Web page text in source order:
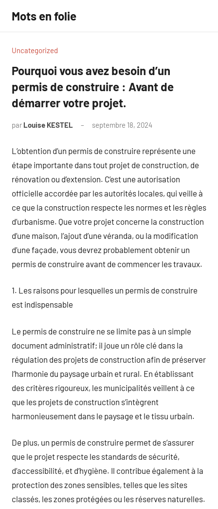
contenu
Mots en folie
Uncategorized
Pourquoi vous avez besoin d’un
permis de construire : Avant de
démarrer votre projet.
par Louise KESTEL septembre 18, 2024
L’obtention d’un permis de construire représente une
étape importante dans tout projet de construction, de
rénovation ou d’extension. C’est une autorisation
officielle accordée par les autorités locales, qui veille à
ce que la construction respecte les normes et les règles
d’urbanisme. Que votre projet concerne la construction
d’une maison, l’ajout d’une véranda, ou la modification
d’une façade, vous devrez probablement obtenir un
permis de construire avant de commencer les travaux.
1. Les raisons pour lesquelles un permis de construire
est indispensable
Le permis de construire ne se limite pas à un simple
document administratif; il joue un rôle clé dans la
régulation des projets de construction afin de préserver
l’harmonie du paysage urbain et rural. En établissant
des critères rigoureux, les municipalités veillent à ce
que les projets de construction s’intègrent
harmonieusement dans le paysage et le tissu urbain.
De plus, un permis de construire permet de s’assurer
que le projet respecte les standards de sécurité,
d’accessibilité, et d’hygiène. Il contribue également à la
protection des zones sensibles, telles que les sites
classés, les zones protégées ou les réserves naturelles.